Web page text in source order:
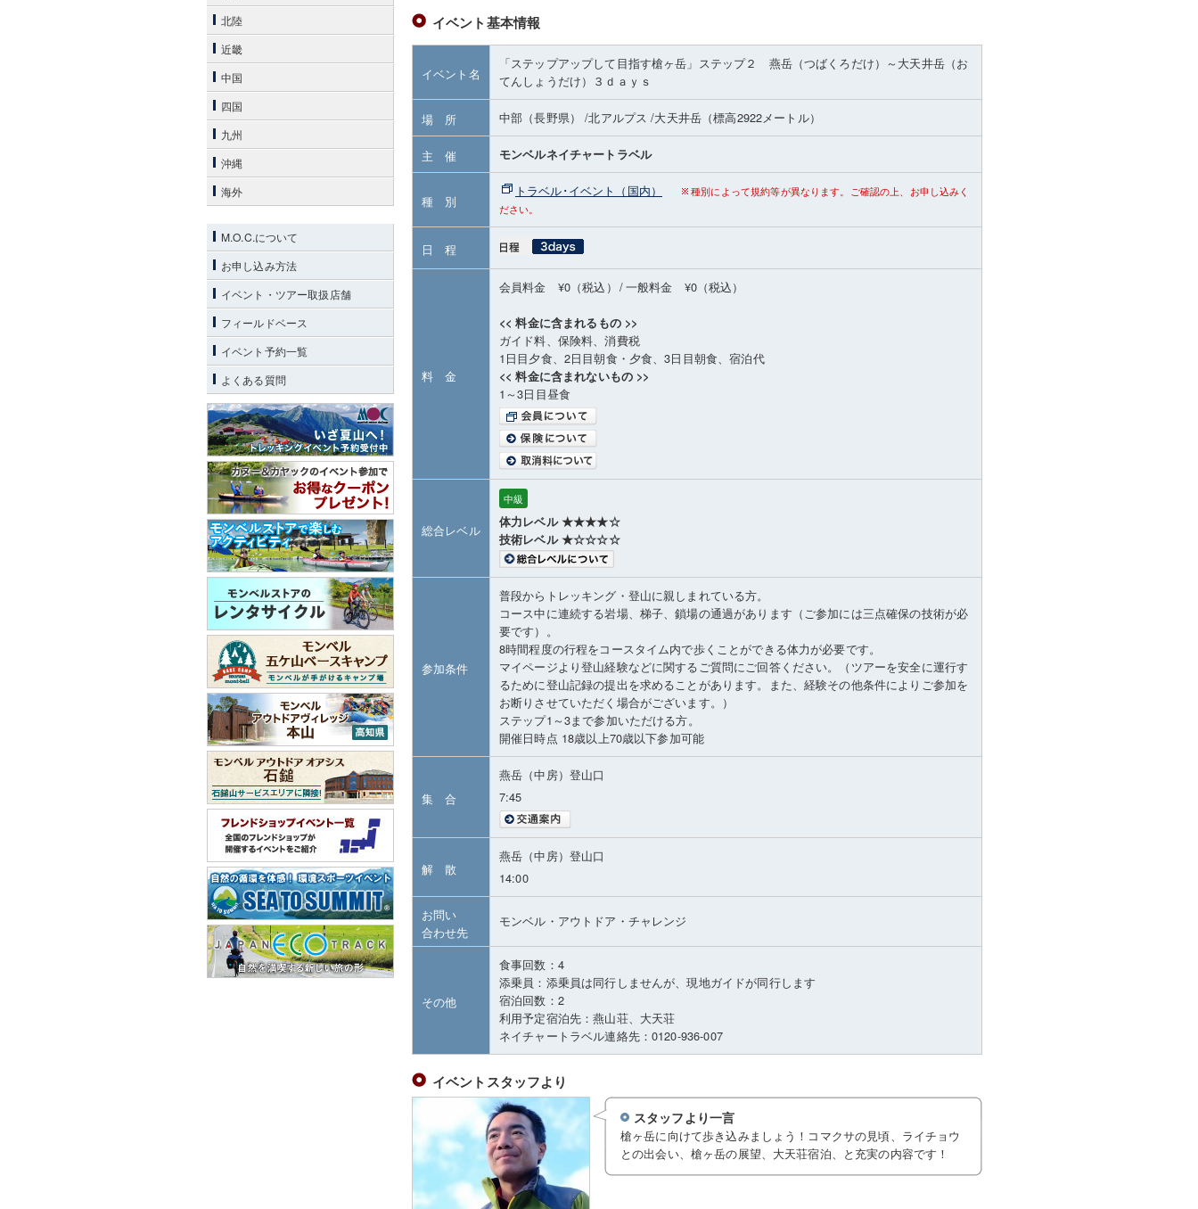
イベント基本情報
イベント名
「ステップアップして目指す槍ヶ岳」ステップ２ 燕岳（つばくろだけ）～大天井岳（お
てんしょうだけ）３ｄａｙｓ
場 所 中部（長野県） /北アルプス /大天井岳 （標高2922メートル）
主 催 モンベルネイチャートラベル
種 別
トラベル･イベント（国内）
種別によって規約等が異なります。ご確認の上、お申し込みく
ださい。
日 程
料 金
会員料金 ¥0（税込） /一般料金 ¥0（税込）
<< 料金に含まれるもの >>
ガイド料、保険料、消費税
1日目夕食、2日目朝食・夕食、3日目朝食、宿泊代
<< 料金に含まれないもの >>
1～3日目昼食
総合レベル
中級
体力レベル ★★★★☆
技術レベル ★☆☆☆☆
参加条件
普段からトレッキング・登山に親しまれている方。
コース中に連続する岩場、梯子、鎖場の通過があります（ご参加には三点確保の技術が必
要です）。
8時間程度の行程をコースタイム内で歩くことができる体力が必要です。
マイページより登山経験などに関するご質問にご回答ください。（ツアーを安全に運行す
るために登山記録の提出を求めることがあります。また、経験その他条件によりご参加を
お断りさせていただく場合がございます。）
ステップ1～3まで参加いただける方。
開催日時点 18歳以上70歳以下参加可能
集 合
燕岳（中房）登山口
7:45
解 散
燕岳（中房）登山口
14:00
お問い
合わせ先
モンベル・アウトドア・チャレンジ
その他
食事回数：4
添乗員：添乗員は同行しませんが、現地ガイドが同行します
宿泊回数：2
利用予定宿泊先：燕山荘、大天荘
ネイチャートラベル連絡先：0120-936-007
イベントスタッフより
スタッフより一言
槍ヶ岳に向けて歩き込みましょう！コマクサの見頃、ライチョウ
との出会い、槍ヶ岳の展望、大天荘宿泊、と充実の内容です！
北陸
近畿
中国
四国
九州
沖縄
海外
M.O.C.について
お申し込み方法
イベント・ツアー取扱店舗
フィールドベース
イベント予約一覧
よくある質問